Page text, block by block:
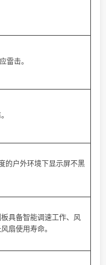
雷击。
的户外环境下显示屏不黑
具备智能调速工作、风
扇使用寿命。